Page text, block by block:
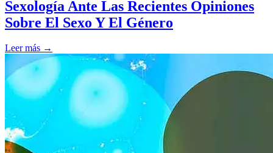
Sexología Ante Las Recientes Opiniones
Sobre El Sexo Y El Género
Leer más →